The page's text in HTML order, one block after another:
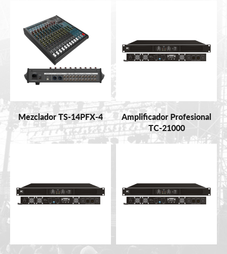
Mezclador TS-14PFX-4
Amplificador Profesional
TC-21000